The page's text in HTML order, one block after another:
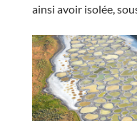
ainsi avoir isolée,